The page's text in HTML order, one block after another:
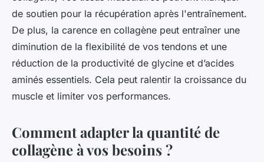
de soutien pour la récupération après l'entraînement.
De plus, la carence en collagène peut entraîner une
diminution de la flexibilité de vos tendons et une
réduction de la productivité de glycine et d’acides
aminés essentiels. Cela peut ralentir la croissance du
muscle et limiter vos performances.
Comment adapter la quantité de
collagène à vos besoins ?